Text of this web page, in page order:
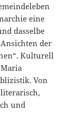
eine
dasselbe
der
Kulturell
Von
und